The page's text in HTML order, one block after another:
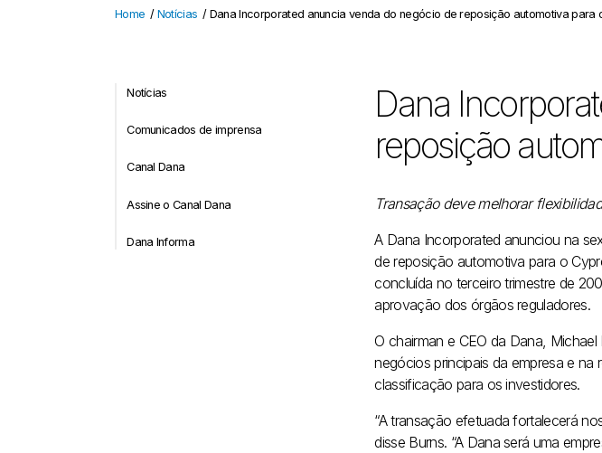
Home / Notícias / Dana Incorporated anuncia venda do negócio de reposição automotiva para
Notícias
Comunicados de imprensa
Canal Dana
Assine o Canal Dana
Dana Informa
Dana
reposição
Transação deve melhorar
A Dana Incorporated anunciou na
de reposição automotiva para o
concluída no terceiro trimestre de
aprovação dos órgãos reguladores.
O chairman e CEO da Dana,
negócios principais da empresa e
classificação para os investidores.
“A transação efetuada fortalecerá
disse Burns. “A Dana será uma